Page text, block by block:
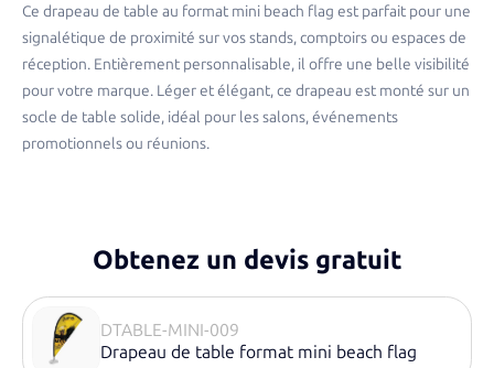
Ce drapeau de table au format mini beach flag est parfait pour une
signalétique de proximité sur vos stands, comptoirs ou espaces de
réception. Entièrement personnalisable, il offre une belle visibilité
pour votre marque. Léger et élégant, ce drapeau est monté sur un
socle de table solide, idéal pour les salons, événements
promotionnels ou réunions.
Obtenez un devis gratuit
DTABLE-MINI-009
Drapeau de table format mini beach flag